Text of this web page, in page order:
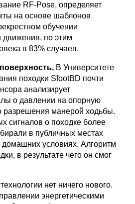
RF-Pose, определяет
на основе шаблонов
обучении
по этим
в 83% случаев.
В Университете
походки SfootBD почти
анализирует
о давлении на опорную
разрешения манерой ходьбы.
сигналов о походке более
в публичных местах
домашних условиях. Алгоритм
в результате чего он смог
нет ничего нового.
энергетическими